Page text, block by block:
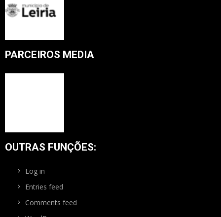
PARCEIROS MEDIA
OUTRAS FUNÇÕES:
Log in
Entries feed
Comments feed